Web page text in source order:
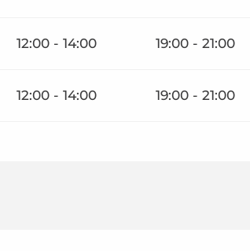
12:00 - 14:00 19:00 - 21:00
12:00 - 14:00 19:00 - 21:00